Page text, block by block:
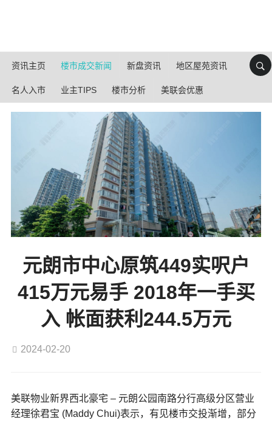
资讯主页 楼市成交新闻 新盘资讯 地区屋苑资讯
名人入市 业主TIPS 楼市分析 美联会优惠
元朗市中心原筑449实呎户
415万元易手 2018年一手买
入 帐面获利244.5万元
2024-02-20
美联物业新界西北豪宅 – 元朗公园南路分行高级分区营业
经理徐君宝 (Maddy Chui)表示，有见楼市交投渐增，部分